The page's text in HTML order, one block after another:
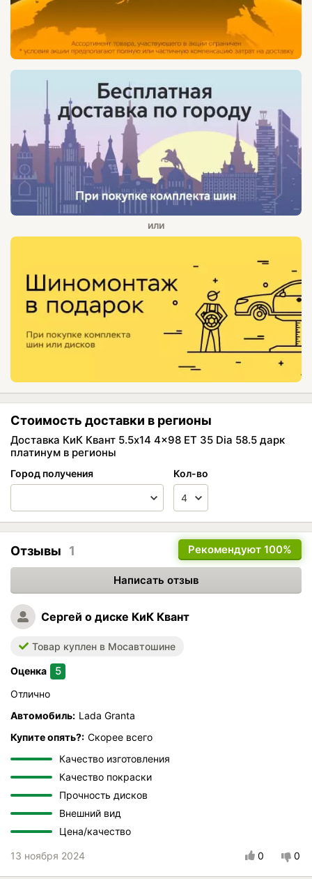
Стоимость доставки в регионы
Доставка КиК Квант 5.5x14 4x98 ET 35 Dia 58.5 дарк
платинум в регионы
Город получения Кол-во
Рекомендуют 100%
Отзывы 1
Написать отзыв
Сергей о диске КиК Квант
Товар куплен в Мосавтошине
Оценка 5
Отлично
Автомобиль: Lada Granta
Купите опять?: Скорее всего
Качество изготовления
Качество покраски
Прочность дисков
Внешний вид
Цена/качество
13 ноября 2024 0 0